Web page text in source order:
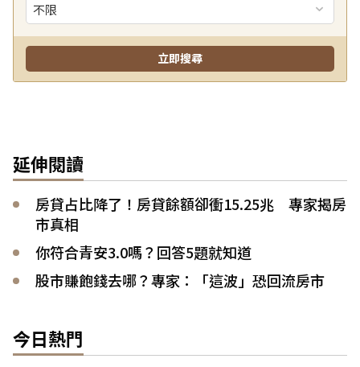
延伸閱讀
房貸占比降了！房貸餘額卻衝15.25兆 專家揭房
市真相
你符合青安3.0嗎？回答5題就知道
股市賺飽錢去哪？專家：「這波」恐回流房市
今日熱門